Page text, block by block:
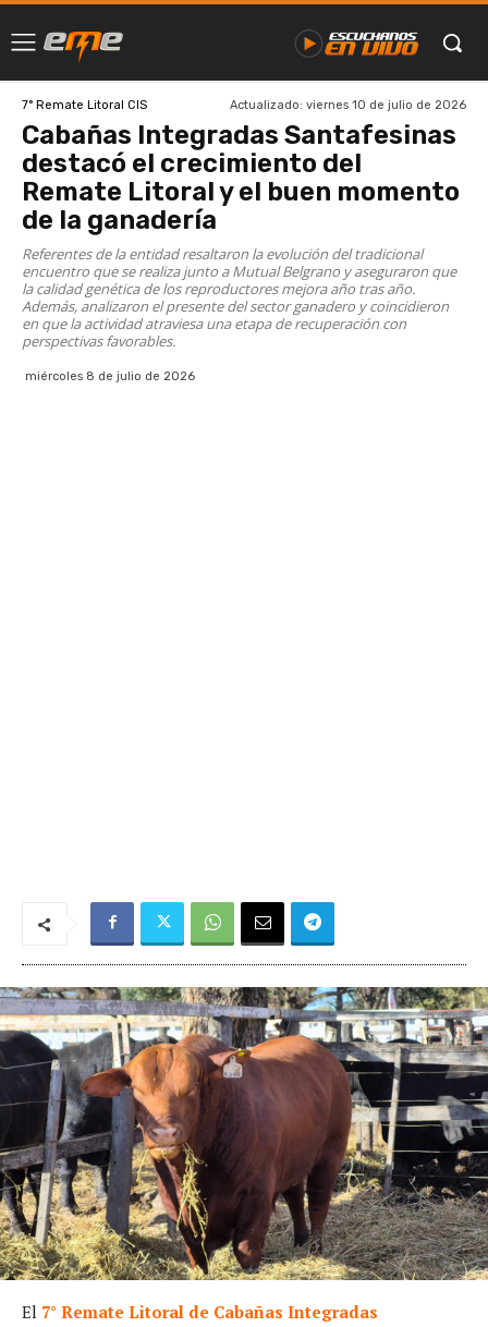
7° Remate Litoral CIS Actualizado: viernes 10 de julio de 2026
Cabañas Integradas Santafesinas
destacó el crecimiento del
Remate Litoral y el buen momento
de la ganadería
Referentes de la entidad resaltaron la evolución del tradicional
encuentro que se realiza junto a Mutual Belgrano y aseguraron que
la calidad genética de los reproductores mejora año tras año.
Además, analizaron el presente del sector ganadero y coincidieron
en que la actividad atraviesa una etapa de recuperación con
perspectivas favorables.
miércoles 8 de julio de 2026
El 7° Remate Litoral de Cabañas Integradas